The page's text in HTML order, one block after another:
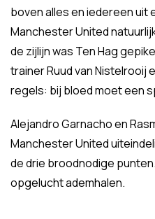
boven alles en iedereen uit
Manchester United
de zijlijn was Ten Hag
trainer Ruud van Nistelrooij
regels: bij bloed moet een
Alejandro Garnacho en
Manchester United
de drie broodnodige
opgelucht ademhalen.